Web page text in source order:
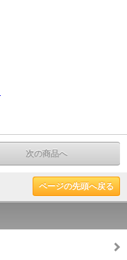
次の商品へ
ページの先頭へ戻る